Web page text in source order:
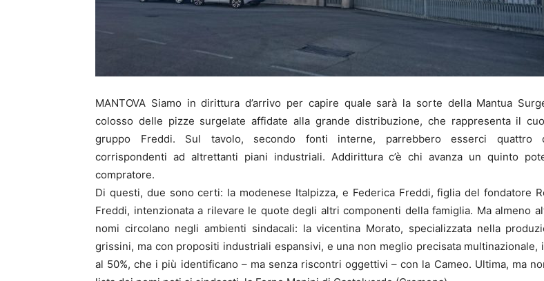
MANTOVA Siamo in dirittura d’arrivo per capire quale sarà la sorte della Mantua
colosso delle pizze surgelate affidate alla grande distribuzione, che rappresenta il
gruppo Freddi. Sul tavolo, secondo fonti interne, parrebbero esserci quattro
corrispondenti ad altrettanti piani industriali. Addirittura c’è chi avanza un quinto
compratore.
Di questi, due sono certi: la modenese Italpizza, e Federica Freddi, figlia del fondatore
Freddi, intenzionata a rilevare le quote degli altri componenti della famiglia. Ma almeno
nomi circolano negli ambienti sindacali: la vicentina Morato, specializzata nella
grissini, ma con propositi industriali espansivi, e una non meglio precisata multinazionale,
al 50%, che i più identificano – ma senza riscontri oggettivi – con la Cameo. Ultima, ma